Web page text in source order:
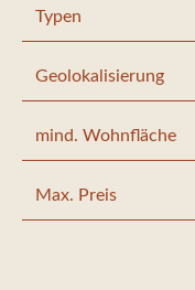
Typen
Geolokalisierung